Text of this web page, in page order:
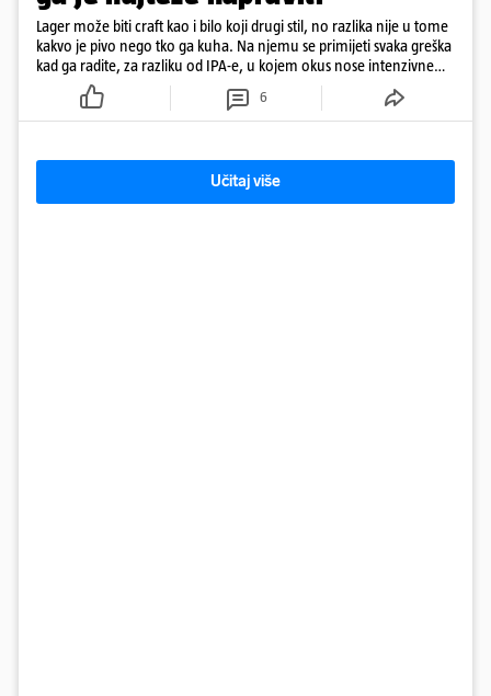
Lager može biti craft kao i bilo koji drugi stil, no razlika nije u tome
kakvo je pivo nego tko ga kuha. Na njemu se primijeti svaka greška
kad ga radite, za razliku od IPA-e, u kojem okus nose intenzivne
6
Učitaj više